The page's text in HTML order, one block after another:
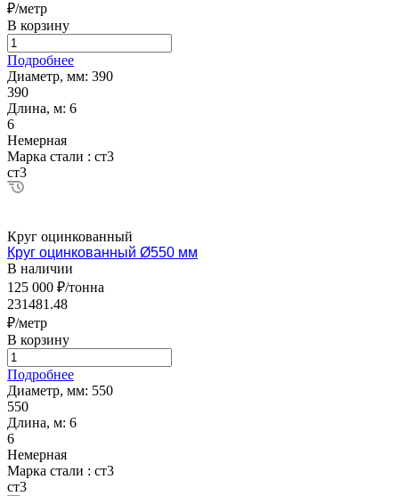
₽/метр
В корзину
Подробнее
Диаметр, мм: 390
390
Длина, м: 6
6
Немерная
Марка стали : ст3
ст3
Круг оцинкованный
Круг оцинкованный Ø550 мм
В наличии
125 000 ₽/тонна
231481.48
₽/метр
В корзину
Подробнее
Диаметр, мм: 550
550
Длина, м: 6
6
Немерная
Марка стали : ст3
ст3